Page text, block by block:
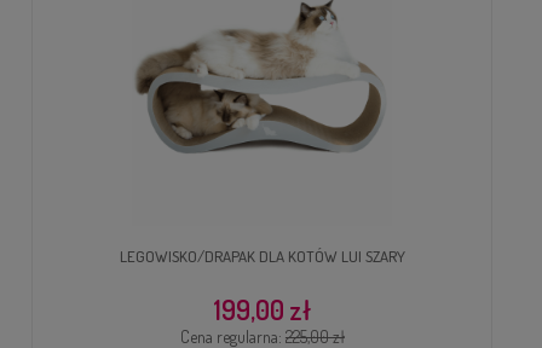
LEGOWISKO/DRAPAK DLA KOTÓW LUI SZARY
199,00 zł
Cena regularna: 225,00 zł